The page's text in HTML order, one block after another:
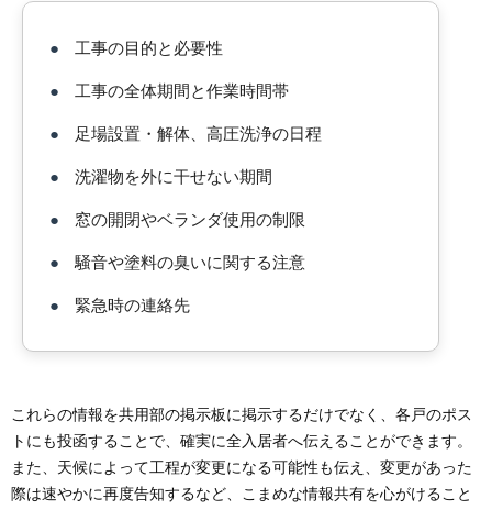
● 工事の目的と必要性
● 工事の全体期間と作業時間帯
● 足場設置・解体、高圧洗浄の日程
● 洗濯物を外に干せない期間
● 窓の開閉やベランダ使用の制限
● 騒音や塗料の臭いに関する注意
● 緊急時の連絡先
これらの情報を共用部の掲示板に掲示するだけでなく、各戸のポス
トにも投函することで、確実に全入居者へ伝えることができます。
また、天候によって工程が変更になる可能性も伝え、変更があった
際は速やかに再度告知するなど、こまめな情報共有を心がけること